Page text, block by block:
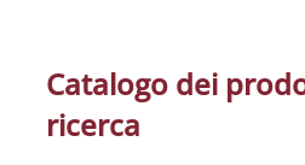
Catalogo dei
ricerca